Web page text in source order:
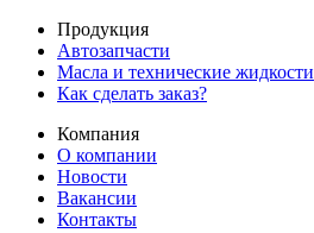
Продукция
Автозапчасти
Масла и технические жидкости
Как сделать заказ?
Компания
О компании
Новости
Вакансии
Контакты